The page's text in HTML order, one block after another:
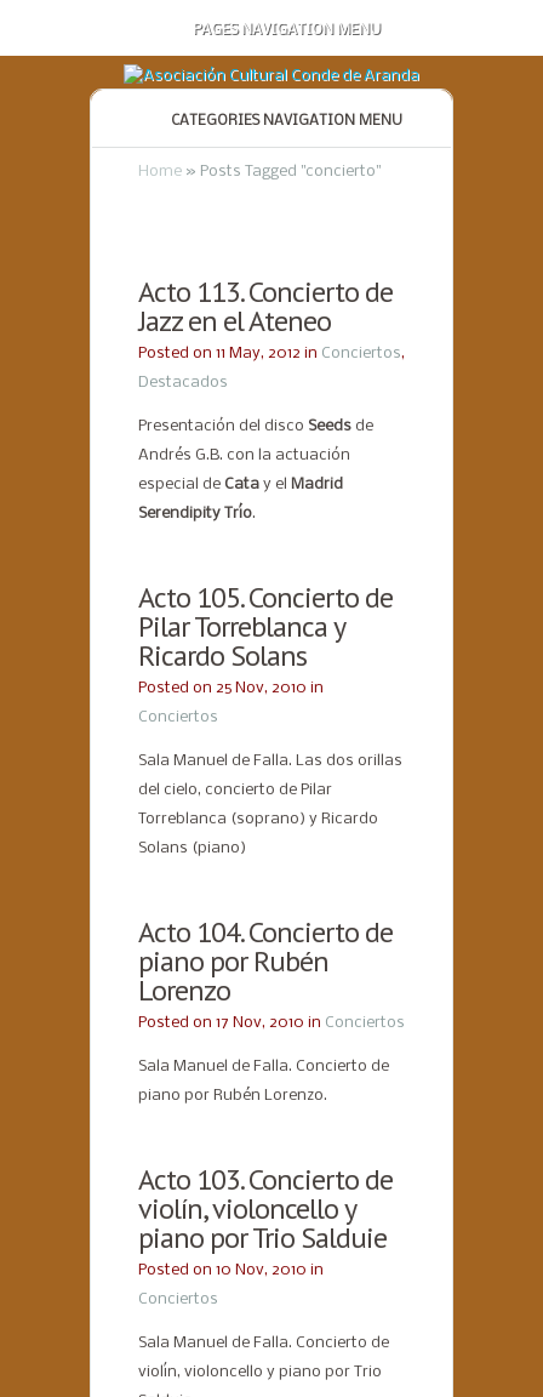
PAGES NAVIGATION MENU
CATEGORIES NAVIGATION MENU
Home » Posts Tagged "concierto"
Acto 113. Concierto de
Jazz en el Ateneo
Posted on 11 May, 2012 in Conciertos,
Destacados
Presentación del disco Seeds de
Andrés G.B. con la actuación
especial de Cata y el
Madrid
Serendipity Trío.
Acto 105. Concierto de
Pilar Torreblanca y
Ricardo Solans
Posted on 25 Nov, 2010 in
Conciertos
Sala Manuel de Falla. Las dos orillas
del cielo, concierto de Pilar
Torreblanca (soprano) y Ricardo
Solans (piano)
Acto 104. Concierto de
piano por Rubén
Lorenzo
Posted on 17 Nov, 2010 in Conciertos
Sala Manuel de Falla. Concierto de
piano por Rubén Lorenzo.
Acto 103. Concierto de
violín, violoncello y
piano por Trio Salduie
Posted on 10 Nov, 2010 in
Conciertos
Sala Manuel de Falla. Concierto de
violín, violoncello y piano por Trio